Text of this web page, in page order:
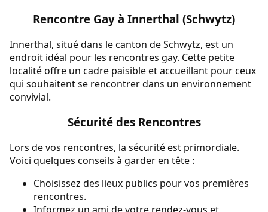
Rencontre Gay à Innerthal (Schwytz)
Innerthal, situé dans le canton de Schwytz, est un
endroit idéal pour les rencontres gay. Cette petite
localité offre un cadre paisible et accueillant pour ceux
qui souhaitent se rencontrer dans un environnement
convivial.
Sécurité des Rencontres
Lors de vos rencontres, la sécurité est primordiale.
Voici quelques conseils à garder en tête :
Choisissez des lieux publics pour vos premières
rencontres.